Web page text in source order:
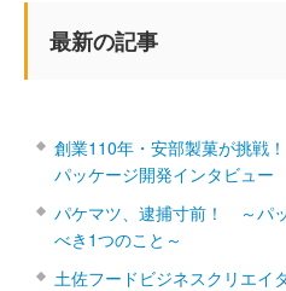
最新の記事
創業110年・安部製菓が挑戦
パッケージ開発インタビュー
パケマツ、逮捕寸前！ ～パ
べき1つのこと～
土佐フードビジネスクリエイ